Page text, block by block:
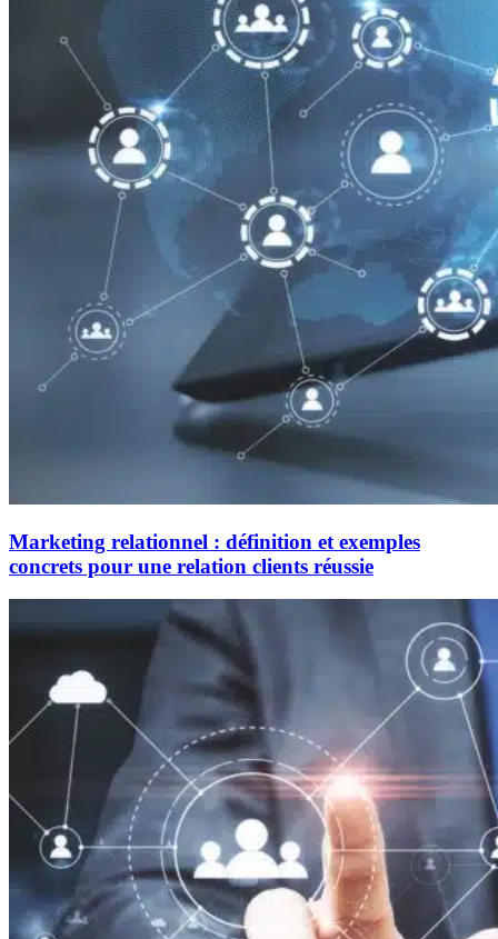
Marketing relationnel : définition et exemples
concrets pour une relation clients réussie